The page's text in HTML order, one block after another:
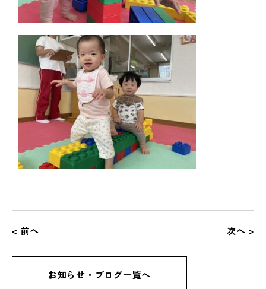
< 前へ 次へ >
お知らせ・ブログ一覧へ